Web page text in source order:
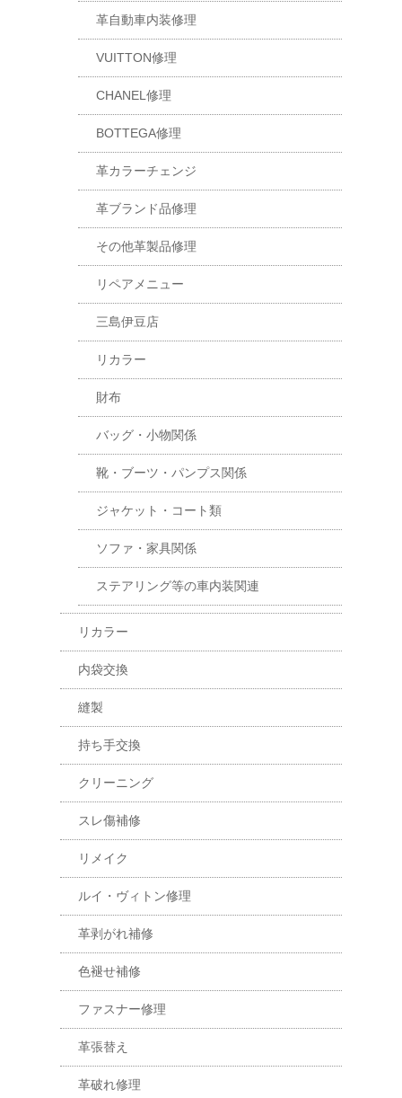
革自動車内装修理
VUITTON修理
CHANEL修理
BOTTEGA修理
革カラーチェンジ
革ブランド品修理
その他革製品修理
リペアメニュー
三島伊豆店
リカラー
財布
バッグ・小物関係
靴・ブーツ・パンプス関係
ジャケット・コート類
ソファ・家具関係
ステアリング等の車内装関連
リカラー
内袋交換
縫製
持ち手交換
クリーニング
スレ傷補修
リメイク
ルイ・ヴィトン修理
革剥がれ補修
色褪せ補修
ファスナー修理
革張替え
革破れ修理